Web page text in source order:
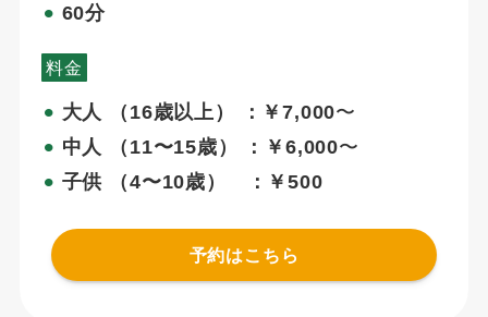
⚫︎ 60分
料金
⚫︎ 大人 （16歳以上） ：￥7,000〜
⚫︎ 中人 （11〜15歳） ：￥6,000〜
⚫︎ 子供 （4〜10歳） ：￥500
予約はこちら